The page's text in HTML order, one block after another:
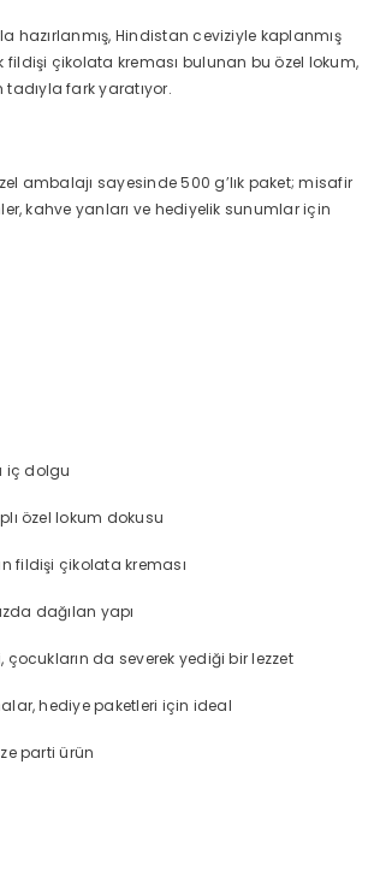
hazırlanmış, Hindistan ceviziyle kaplanmış
fildişi çikolata kreması bulunan bu özel lokum,
fark yaratıyor.
ambalajı sayesinde 500 g’lık paket; misafir
kahve yanları ve hediyelik sunumlar için
iç dolgu
özel lokum dokusu
fildişi çikolata kreması
dağılan yapı
çocukların da severek yediği bir lezzet
hediye paketleri için ideal
parti ürün